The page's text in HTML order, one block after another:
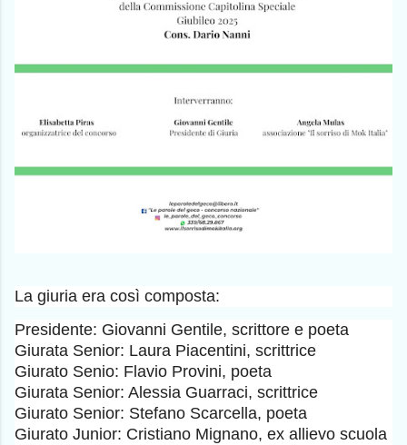
La giuria era così composta:
Presidente: Giovanni Gentile, scrittore e poeta
Giurata Senior: Laura Piacentini, scrittrice
Giurato Senio: Flavio Provini, poeta
Giurata Senior: Alessia Guarraci, scrittrice
Giurato Senior: Stefano Scarcella, poeta
Giurato Junior: Cristiano Mignano, ex allievo scuola